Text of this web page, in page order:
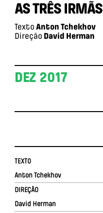
AS TRÊS IRMÃS
Texto Anton Tchekhov
Direção David Herman
DEZ 2017
TEXTO
Anton Tchekhov
DIREÇÃO
David Herman